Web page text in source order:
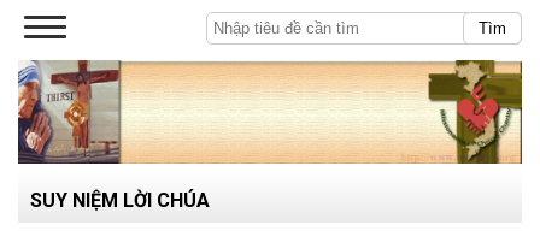
Tìm
SUY NIỆM LỜI CHÚA